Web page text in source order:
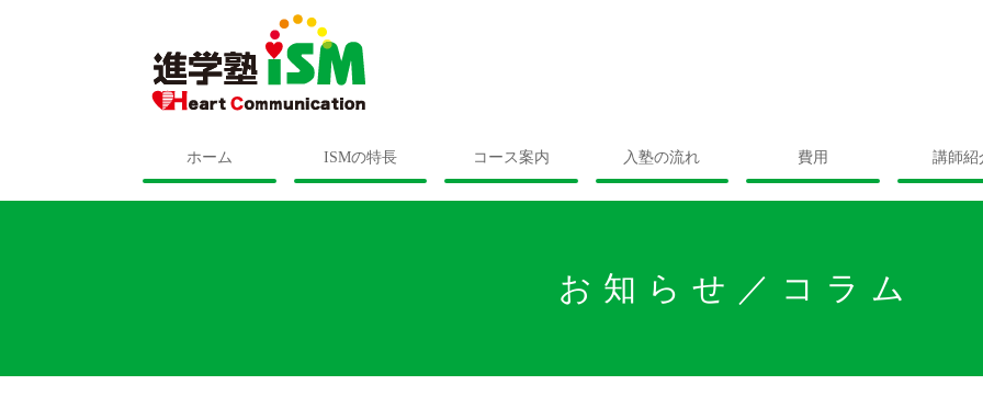
ホーム ISMの特長 コース案内 入塾の流れ 費用 講師紹
お知らせ／コラム